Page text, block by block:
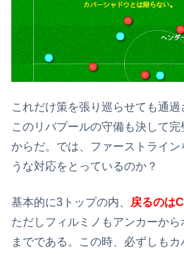
これだけ策を張り巡らせても通過
このリバプールの守備も決して
からだ。では、ファーストライ
うな対応をとっているのか？
基本的に3トップの内、 戻るのは
ただしフィルミノもアンカーか
までである。この時、必ずしも